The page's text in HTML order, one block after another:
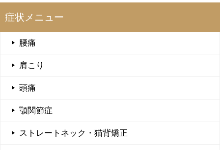
症状メニュー
腰痛
肩こり
頭痛
顎関節症
ストレートネック・猫背矯正